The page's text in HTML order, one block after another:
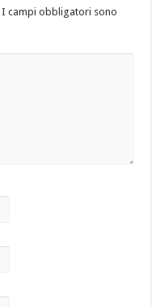
I campi obbligatori sono